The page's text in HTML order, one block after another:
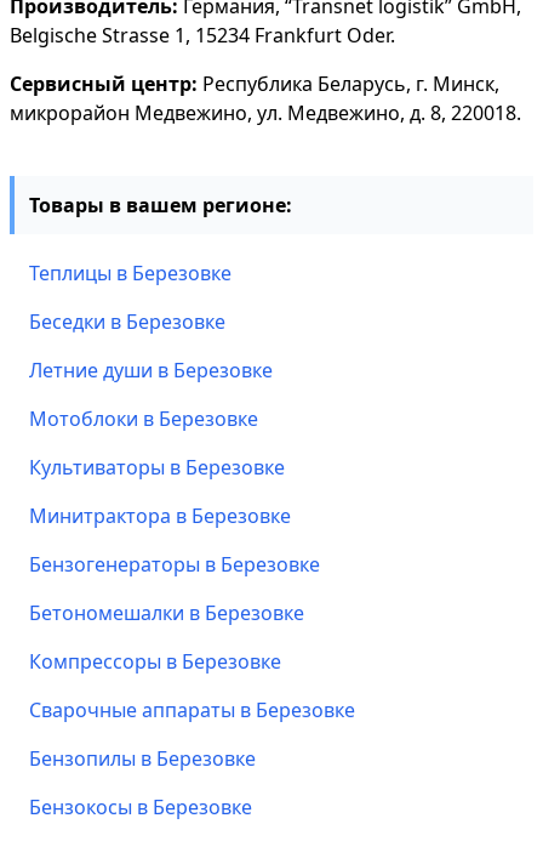
Производитель: Германия, “Transnet logistik” GmbH,
Belgische Strasse 1, 15234 Frankfurt Oder.
Сервисный центр: Республика Беларусь, г. Минск,
микрорайон Медвежино, ул. Медвежино, д. 8, 220018.
Товары в вашем регионе:
Теплицы в Березовке
Беседки в Березовке
Летние души в Березовке
Мотоблоки в Березовке
Культиваторы в Березовке
Минитрактора в Березовке
Бензогенераторы в Березовке
Бетономешалки в Березовке
Компрессоры в Березовке
Сварочные аппараты в Березовке
Бензопилы в Березовке
Бензокосы в Березовке